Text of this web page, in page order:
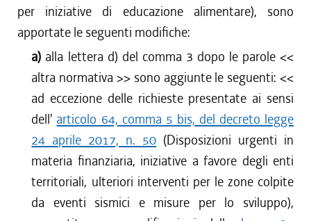
per iniziative di educazione alimentare), sono
apportate le seguenti modifiche:
a) alla lettera d) del comma 3 dopo le parole <<
altra normativa >> sono aggiunte le seguenti: <<
ad eccezione delle richieste presentate ai sensi
dell' articolo 64, comma 5 bis, del decreto legge
24 aprile 2017, n. 50 (Disposizioni urgenti in
materia finanziaria, iniziative a favore degli enti
territoriali, ulteriori interventi per le zone colpite
da eventi sismici e misure per lo sviluppo),